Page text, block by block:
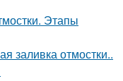
Этапы
заливка отмостки..